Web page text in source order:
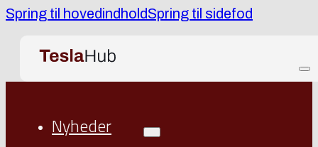
Spring til hovedindholdSpring til sidefod
Nyheder